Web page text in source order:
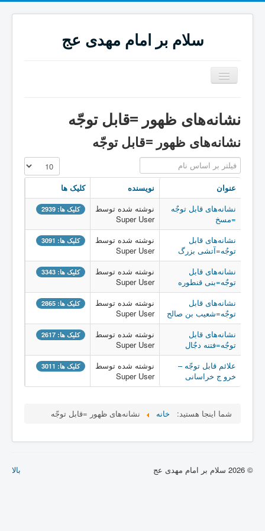
سلام بر امام مهدی عج
تغییر
وضعیت
نشانه‌های ظهور
نشانه‌های ظهور =قابل توجّه
نشانه‌های ظهور =درخور عنایت
نشانه‌های حتّمی ظهور
ddddd12
ALAEMZOHOOR
ddddd12 ها
دانلود ۲۶ماه انتظار با علائم ظهور
خراسانی
خروج یمانی در کتاب آیتی
نشانه‌های ظهور =قابل توجّه
نشانه‌های ظهور =قابل توجّه
فیلتر بر اساس نام نمایش #
عنوان نویسنده
کلیک ها
نشانه‌های قابل توجٌه
=مسخ
نوشته شده توسط
Super User
کلیک ها: 2939
نشانه‌های قابل
توجٌه=آتشی بزرگ
نوشته شده توسط
Super User
کلیک ها: 3091
نشانه‌های قابل
توجٌه=بنی قنطوره
نوشته شده توسط
Super User
کلیک ها: 3343
نشانه‌های قابل
توجٌه=شعیب بن صالح
نوشته شده توسط
Super User
کلیک ها: 2865
نشانه‌های قابل
توجٌه=فتنه دجٌال
نوشته شده توسط
Super User
کلیک ها: 2617
علائم قابل توجّه –
خرو ج خراسانی
نوشته شده توسط
Super User
کلیک ها: 3011
شما اینجا هستید: خانه نشانه‌های ظهور =قابل توجّه
بالا © 2026 سلام بر امام مهدی عج